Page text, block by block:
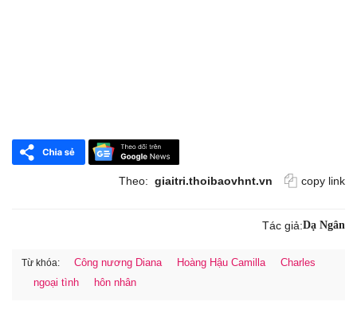
Theo: giaitri.thoibaovhnt.vn copy link
Tác giả:Dạ Ngân
Từ khóa: Công nương Diana Hoàng Hậu Camilla
Charles
ngoại tình
hôn nhân